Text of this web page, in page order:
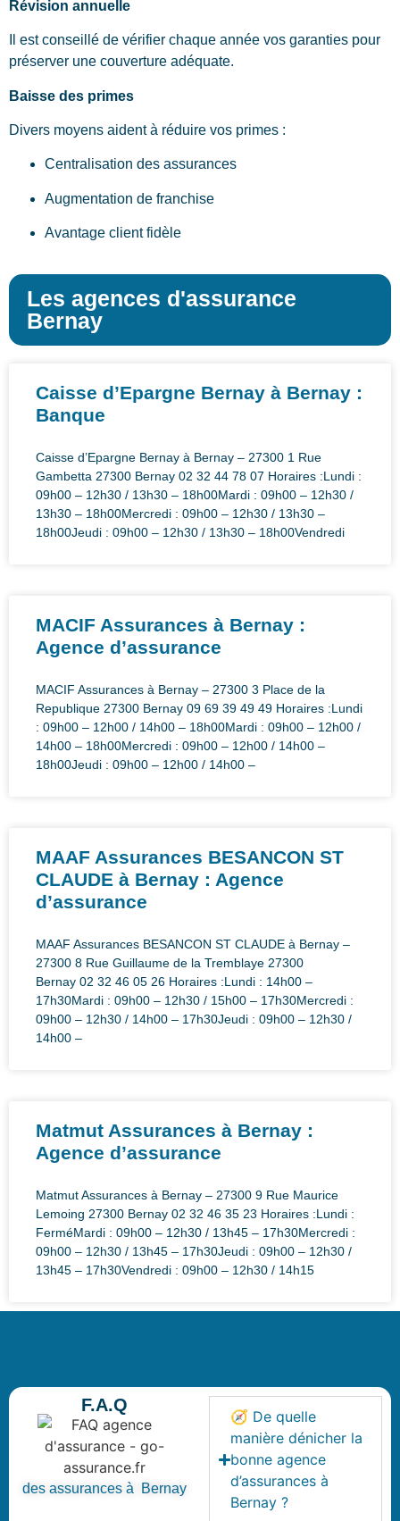
Révision annuelle
Il est conseillé de vérifier chaque année vos garanties pour
préserver une couverture adéquate.
Baisse des primes
Divers moyens aident à réduire vos primes :
Centralisation des assurances
Augmentation de franchise
Avantage client fidèle
Les agences d'assurance
Bernay
Caisse d’Epargne Bernay à Bernay :
Banque
Caisse d’Epargne Bernay à Bernay – 27300 1 Rue
Gambetta 27300 Bernay 02 32 44 78 07 Horaires :Lundi :
09h00 – 12h30 / 13h30 – 18h00Mardi : 09h00 – 12h30 /
13h30 – 18h00Mercredi : 09h00 – 12h30 / 13h30 –
18h00Jeudi : 09h00 – 12h30 / 13h30 – 18h00Vendredi
MACIF Assurances à Bernay :
Agence d’assurance
MACIF Assurances à Bernay – 27300 3 Place de la
Republique 27300 Bernay 09 69 39 49 49 Horaires :Lundi
: 09h00 – 12h00 / 14h00 – 18h00Mardi : 09h00 – 12h00 /
14h00 – 18h00Mercredi : 09h00 – 12h00 / 14h00 –
18h00Jeudi : 09h00 – 12h00 / 14h00 –
MAAF Assurances BESANCON ST
CLAUDE à Bernay : Agence
d’assurance
MAAF Assurances BESANCON ST CLAUDE à Bernay –
27300 8 Rue Guillaume de la Tremblaye 27300
Bernay 02 32 46 05 26 Horaires :Lundi : 14h00 –
17h30Mardi : 09h00 – 12h30 / 15h00 – 17h30Mercredi :
09h00 – 12h30 / 14h00 – 17h30Jeudi : 09h00 – 12h30 /
14h00 –
Matmut Assurances à Bernay :
Agence d’assurance
Matmut Assurances à Bernay – 27300 9 Rue Maurice
Lemoing 27300 Bernay 02 32 46 35 23 Horaires :Lundi :
FerméMardi : 09h00 – 12h30 / 13h45 – 17h30Mercredi :
09h00 – 12h30 / 13h45 – 17h30Jeudi : 09h00 – 12h30 /
13h45 – 17h30Vendredi : 09h00 – 12h30 / 14h15
F.A.Q
des assurances à Bernay
🧭 De quelle
manière dénicher la
bonne agence
d’assurances à
Bernay ?